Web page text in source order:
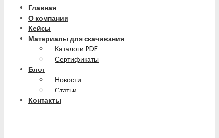
Главная
О компании
Кейсы
Материалы для скачивания
Каталоги PDF
Сертификаты
Блог
Новости
Статьи
Контакты